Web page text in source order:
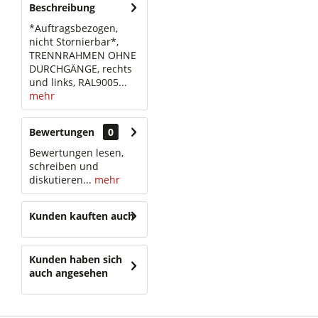
Beschreibung
*Auftragsbezogen,
nicht Stornierbar*,
TRENNRAHMEN OHNE
DURCHGÄNGE, rechts
und links, RAL9005...
mehr
Bewertungen
0
Bewertungen lesen,
schreiben und
diskutieren... mehr
Kunden kauften auch
Kunden haben sich
auch angesehen